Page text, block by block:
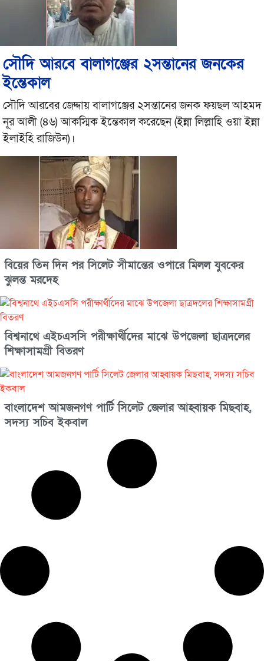
সৌদি আরবে বালাগঞ্জের ২সন্তানের জনকের
ইন্তেকাল
সৌদি আরবের জেদ্দায় বালাগঞ্জের ২সন্তানের জনক ফয়ছল আহমদ
নূর আলী (৪৬) আকস্মিক ইন্তেকাল করেছেন (ইন্না লিল্লাহি ওয়া ইন্না
ইলাইহি রাজিউন)।
বিয়ের তিন দিন পর সিলেট সীমান্তের ওপারে মিলল যুবকের
ঝুলন্ত মরদেহ
বিশ্বনাথে এইচএসসি পরীক্ষার্থীদের মাঝে উপজেলা ছাত্রদলের
শিক্ষাসামগ্রী বিতরণ
বাংলাদেশ আমজনগণ পার্টি সিলেট জেলার আহ্বায়ক মিছবাহ,
সদস্য সচিব ইকবাল